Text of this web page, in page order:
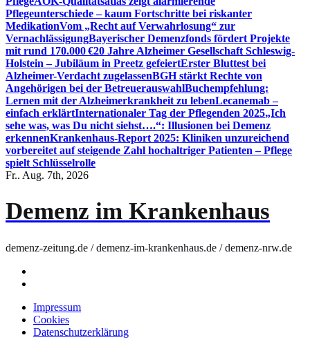
Pflegeunterschiede – kaum Fortschritte bei riskanter
MedikationVom „Recht auf Verwahrlosung“ zur
VernachlässigungBayerischer Demenzfonds fördert Projekte
mit rund 170.000 €20 Jahre Alzheimer Gesellschaft Schleswig-
Holstein – Jubiläum in Preetz gefeiertErster Bluttest bei
Alzheimer-Verdacht zugelassenBGH stärkt Rechte von
Angehörigen bei der BetreuerauswahlBuchempfehlung:
Lernen mit der Alzheimerkrankheit zu lebenLecanemab –
einfach erklärtInternationaler Tag der Pflegenden 2025„Ich
sehe was, was Du nicht siehst….“: Illusionen bei Demenz
erkennenKrankenhaus-Report 2025: Kliniken unzureichend
vorbereitet auf steigende Zahl hochaltriger Patienten – Pflege
spielt Schlüsselrolle
Fr.. Aug. 7th, 2026
Demenz im Krankenhaus
demenz-zeitung.de / demenz-im-krankenhaus.de / demenz-nrw.de
Impressum
Cookies
Datenschutzerklärung